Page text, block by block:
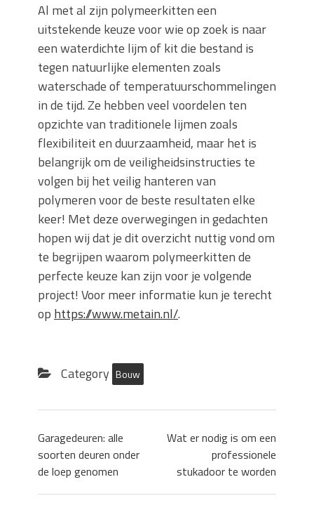
Al met al zijn polymeerkitten een
uitstekende keuze voor wie op zoek is naar
een waterdichte lijm of kit die bestand is
tegen natuurlijke elementen zoals
waterschade of temperatuurschommelingen
in de tijd. Ze hebben veel voordelen ten
opzichte van traditionele lijmen zoals
flexibiliteit en duurzaamheid, maar het is
belangrijk om de veiligheidsinstructies te
volgen bij het veilig hanteren van
polymeren voor de beste resultaten elke
keer! Met deze overwegingen in gedachten
hopen wij dat je dit overzicht nuttig vond om
te begrijpen waarom polymeerkitten de
perfecte keuze kan zijn voor je volgende
project! Voor meer informatie kun je terecht
op https://www.metain.nl/.
Category Bouw
Garagedeuren: alle
soorten deuren onder
de loep genomen
Wat er nodig is om een
professionele
stukadoor te worden